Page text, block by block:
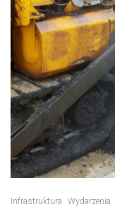
Infrastruktura Wydarzenia